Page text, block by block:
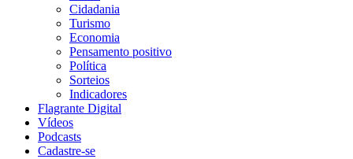
Cidadania
Turismo
Economia
Pensamento positivo
Política
Sorteios
Indicadores
Flagrante Digital
Vídeos
Podcasts
Cadastre-se